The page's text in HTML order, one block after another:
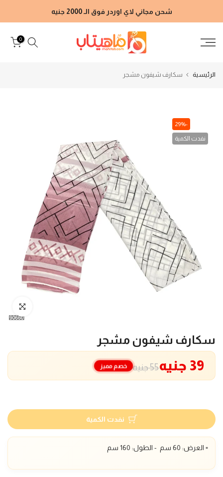
إلى
شحن مجاني لاي اوردر فوق الـ 2000 جنيه
0
الرئيسية سكارف شيفون مشجر
-29%
نفدت الكمية
انقر للتكبير
سكارف شيفون مشجر
55 جنيه 39 جنيه خصم مميز
نفدت الكمية
▫️ العرض: 60 سم - الطول: 160 سم